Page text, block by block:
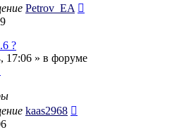
Petrov_EA
?
17:06 » в форуме
kaas2968